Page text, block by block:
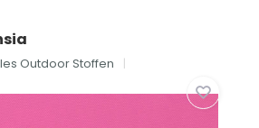
Outdoor Stoffen